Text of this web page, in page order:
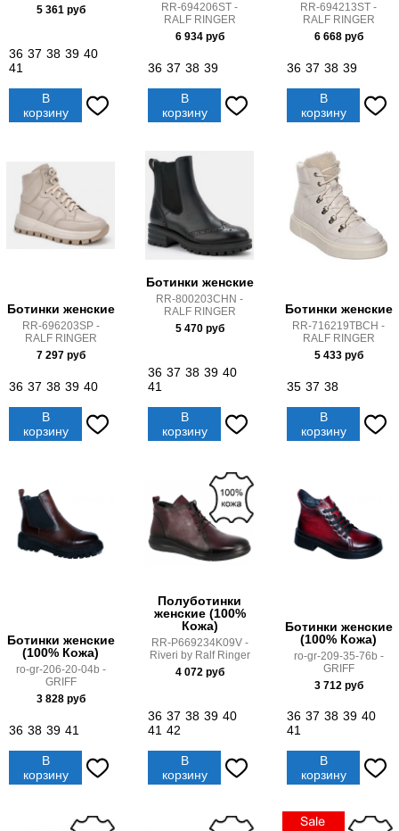
5 361руб
36 37 38 39 40
41
В
корзину
RR-694206ST -
RALF RINGER
6 934руб
36 37 38 39
В
корзину
RR-694213ST -
RALF RINGER
6 668руб
36 37 38 39
В
корзину
Ботинки женские
RR-696203SP -
RALF RINGER
7 297руб
36 37 38 39 40
В
корзину
Ботинки женские
RR-800203CHN -
RALF RINGER
5 470руб
36 37 38 39 40
41
В
корзину
Ботинки женские
RR-716219TBCH -
RALF RINGER
5 433руб
35 37 38
В
корзину
Ботинки женские
(100% Кожа)
ro-gr-206-20-04b -
GRIFF
3 828руб
36 38 39 41
В
корзину
Полуботинки
женские (100%
Кожа)
RR-P669234K09V -
Riveri by Ralf Ringer
4 072руб
36 37 38 39 40
41 42
В
корзину
Ботинки женские
(100% Кожа)
ro-gr-209-35-76b -
GRIFF
3 712руб
36 37 38 39 40
41
В
корзину